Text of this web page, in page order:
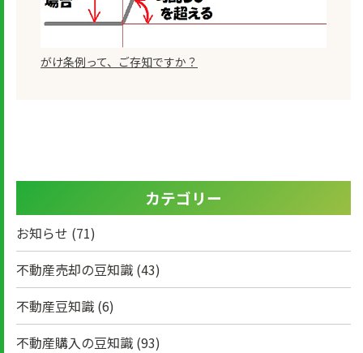
がけ条例って、ご存知ですか？
カテゴリー
お知らせ (71)
不動産売却の豆知識 (43)
不動産豆知識 (6)
不動産購入の豆知識 (93)